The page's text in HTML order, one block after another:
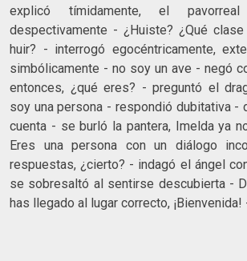
explicó tímidamente, el
despectivamente - ¿Huiste? ¿Qué
huir? - interrogó egocéntricamente,
simbólicamente - no soy un ave - negó
entonces, ¿qué eres? - preguntó el
soy una persona - respondió dubitativa -
cuenta - se burló la pantera, Imelda ya
Eres una persona con un diálogo
respuestas, ¿cierto? - indagó el ángel
se sobresaltó al sentirse descubierta -
has llegado al lugar correcto, ¡Bienvenida!